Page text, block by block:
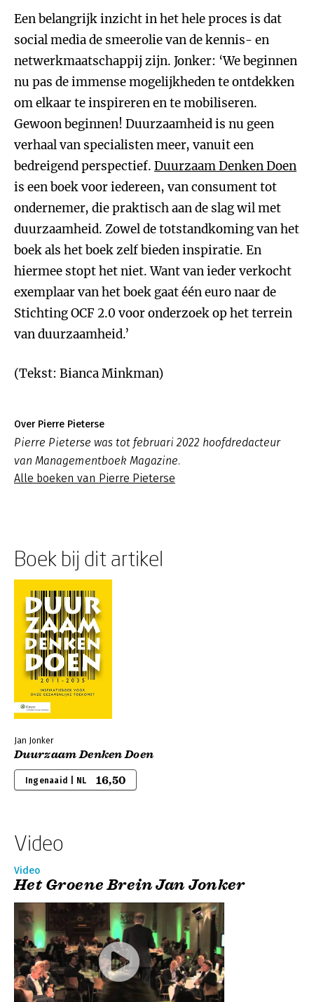
Een belangrijk inzicht in het hele proces is dat
social media de smeerolie van de kennis- en
netwerkmaatschappij zijn. Jonker: ‘We beginnen
nu pas de immense mogelijkheden te ontdekken
om elkaar te inspireren en te mobiliseren.
Gewoon beginnen! Duurzaamheid is nu geen
verhaal van specialisten meer, vanuit een
bedreigend perspectief. Duurzaam Denken Doen
is een boek voor iedereen, van consument tot
ondernemer, die praktisch aan de slag wil met
duurzaamheid. Zowel de totstandkoming van het
boek als het boek zelf bieden inspiratie. En
hiermee stopt het niet. Want van ieder verkocht
exemplaar van het boek gaat één euro naar de
Stichting OCF 2.0 voor onderzoek op het terrein
van duurzaamheid.’
(Tekst: Bianca Minkman)
Over Pierre Pieterse
Pierre Pieterse was tot februari 2022 hoofdredacteur
van Managementboek Magazine.
Alle boeken van Pierre Pieterse
Boek bij dit artikel
Jan Jonker
Duurzaam Denken Doen
Ingenaaid | NL 16,50
Video
Video
Het Groene Brein Jan Jonker